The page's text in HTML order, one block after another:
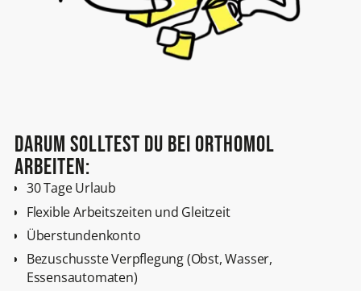
Darum solltest du bei Orthomol
arbeiten:
30 Tage Urlaub
Flexible Arbeitszeiten und Gleitzeit
Überstundenkonto
Bezuschusste Verpflegung (Obst, Wasser,
Essensautomaten)